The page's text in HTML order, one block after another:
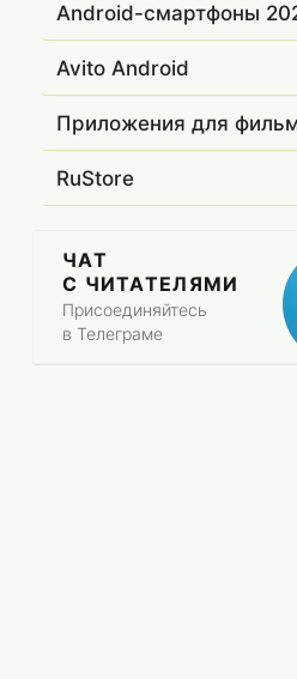
Android-смартфоны
Avito Android
Приложения для
RuStore
ЧАТ
С ЧИТАТЕЛЯМИ
Присоединяйтесь
в Телеграме